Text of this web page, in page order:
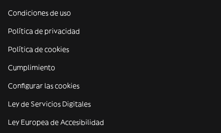
Condiciones de uso
Política de privacidad
Política de cookies
Cumplimiento
Configurar las cookies
Ley de Servicios Digitales
Ley Europea de Accesibilidad